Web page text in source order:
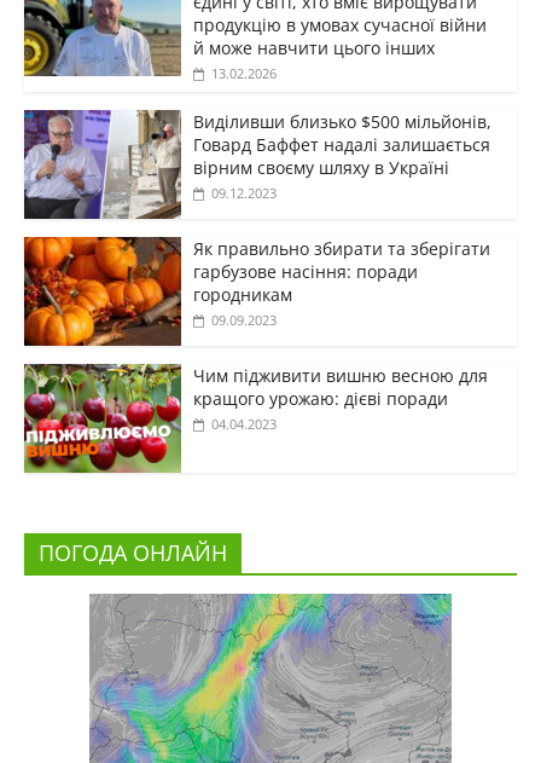
продукцію в умовах сучасної війни
й може навчити цього інших
13.02.2026
Виділивши близько $500 мільйонів,
Говард Баффет надалі залишається
вірним своєму шляху в Україні
09.12.2023
Як правильно збирати та зберігати
гарбузове насіння: поради
городникам
09.09.2023
Чим підживити вишню весною для
кращого урожаю: дієві поради
04.04.2023
ПОГОДА ОНЛАЙН